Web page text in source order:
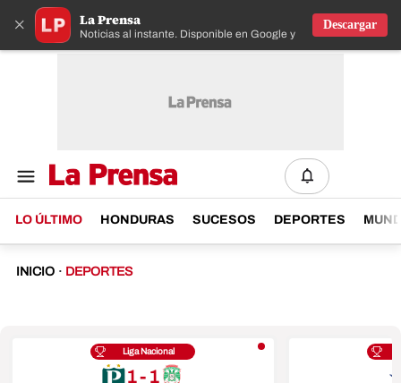
× La Prensa
Noticias al instante. Disponible en Google y IOS
Descargar
LO ÚLTIMO HONDURAS SUCESOS DEPORTES
INICIO · DEPORTES
Liga Nacional
1 - 1